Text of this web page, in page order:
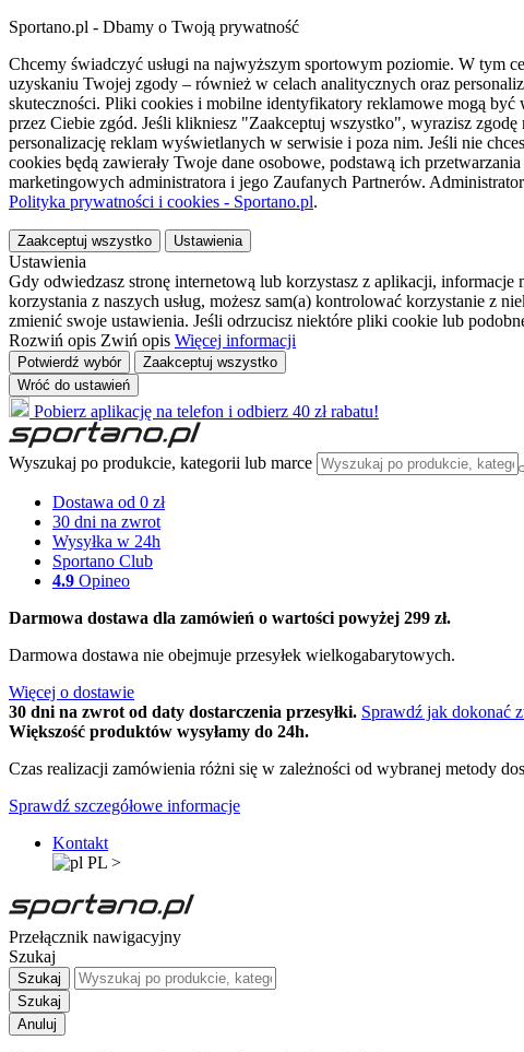
Sportano.pl - Dbamy o Twoją prywatność
Chcemy świadczyć usługi na najwyższym sportowym poziomie. W tym
uzyskaniu Twojej zgody – również w celach analitycznych oraz
skuteczności. Pliki cookies i mobilne identyfikatory reklamowe mogą
przez Ciebie zgód. Jeśli klikniesz "Zaakceptuj wszystko", wyrazisz
personalizację reklam wyświetlanych w serwisie i poza nim. Jeśli nie
cookies będą zawierały Twoje dane osobowe, podstawą ich
marketingowych administratora i jego Zaufanych Partnerów.
Polityka prywatności i cookies - Sportano.pl.
Zaakceptuj wszystko Ustawienia
Ustawienia
Gdy odwiedzasz stronę internetową lub korzystasz z aplikacji,
korzystania z naszych usług, możesz sam(a) kontrolować korzystanie
zmienić swoje ustawienia. Jeśli odrzucisz niektóre pliki cookie lub
Rozwiń opis Zwiń opis Więcej informacji
Potwierdź wybór
Zaakceptuj wszystko
Wróć do ustawień
Pobierz aplikację na telefon i odbierz 40 zł rabatu!
Wyszukaj po produkcie, kategorii lub marce
Dostawa od 0 zł
30 dni na zwrot
Wysyłka w 24h
Sportano Club
4.9 Opineo
Darmowa dostawa dla zamówień o wartości powyżej 299 zł.
Darmowa dostawa nie obejmuje przesyłek wielkogabarytowych.
Więcej o dostawie
30 dni na zwrot od daty dostarczenia przesyłki. Sprawdź jak dokonać
Większość produktów wysyłamy do 24h.
Czas realizacji zamówienia różni się w zależności od wybranej metody
Sprawdź szczegółowe informacje
Kontakt
PL >
Przełącznik nawigacyjny
Szukaj
Szukaj
Szukaj
Anuluj